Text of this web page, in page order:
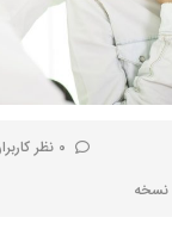
0 نظر کاربران
نسخه